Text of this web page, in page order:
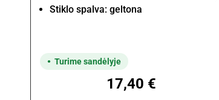
Stiklo spalva: geltona
Turime sandėlyje
17,40 €